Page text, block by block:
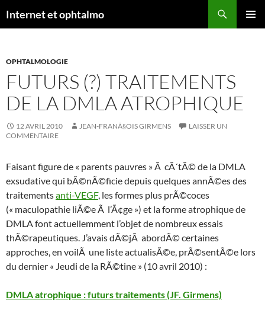
auInternet et ophtalmo
OPHTALMOLOGIE
FUTURS (?) TRAITEMENTS
DE LA DMLA ATROPHIQUE
12 AVRIL 2010 JEAN-FRANÃ§OIS GIRMENS
LAISSER UN
COMMENTAIRE
Faisant figure de « parents pauvres » Ã cÃ´tÃ© de la DMLA
exsudative qui bÃ©nÃ©ficie depuis quelques annÃ©es des
traitementsanti-VEGF, les formes plus prÃ©coces
(« maculopathie liÃ©e Ã l’Ã¢ge ») et la forme atrophique de
DMLA font actuellemment l’objet de nombreux essais
thÃ©rapeutiques. J’avais dÃ©jÃ abordÃ© certaines
approches, en voilÃ une liste actualisÃ©e, prÃ©sentÃ©e lors
du dernier « Jeudi de la RÃ©tine » (10 avril 2010) :
DMLA atrophique : futurs traitements (JF. Girmens)